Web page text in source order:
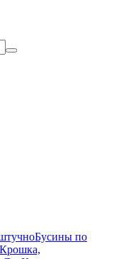
Бусины по
Крошка,